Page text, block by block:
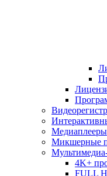
Медиаплееры
Микшерные
4K+
FULL